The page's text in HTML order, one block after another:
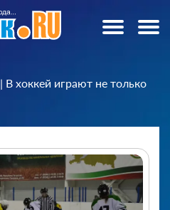
| В хоккей играют не только